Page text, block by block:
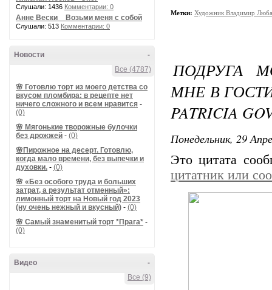
Слушали: 1436 Комментарии: 0
Анне Вески _ Возьми меня с собой
Слушали: 513 Комментарии: 0
-
Новости
Все (4787)
🌸 Готовлю торт из моего детства со
вкусом пломбира: в рецепте нет
ничего сложного и всем нравится -
(0)
🌸 Мягонькие творожные булочки
без дрожжей - (0)
🌸Пирожное на десерт. Готовлю,
когда мало времени, без выпечки и
духовки. - (0)
🌸 «Без особого труда и больших
затрат, а результат отменный»:
лимонный торт на Новый год 2023
(ну очень нежный и вкусный) - (0)
🌸 Самый знаменитый торт *Прага* -
(0)
-
Видео
Все (9)
Метки: Художник Владимир
ПОДРУГА
МНЕ В
PATRICIA
Понедельник, 29
Это цитата
цитатник или